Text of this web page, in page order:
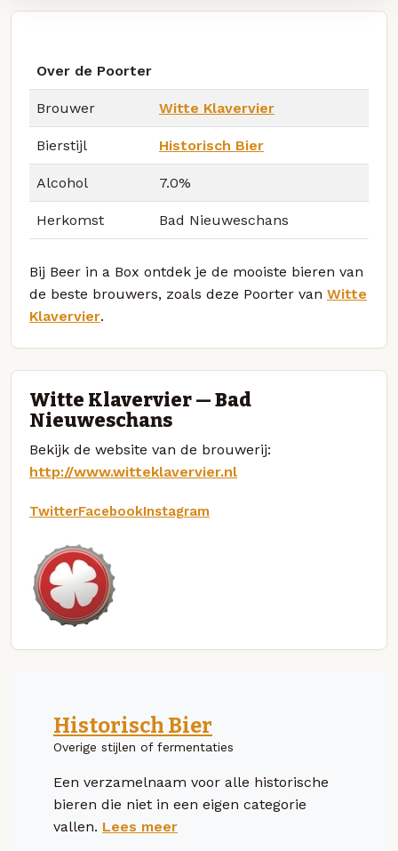
Over de Poorter
Brouwer Witte Klavervier
Bierstijl Historisch Bier
Alcohol 7.0%
Herkomst Bad Nieuweschans
Bij Beer in a Box ontdek je de mooiste bieren van
de beste brouwers, zoals deze Poorter van Witte
Klavervier.
Witte Klavervier — Bad
Nieuweschans
Bekijk de website van de brouwerij:
http://www.witteklavervier.nl
TwitterFacebookInstagram
Historisch Bier
Overige stijlen of fermentaties
Een verzamelnaam voor alle historische
bieren die niet in een eigen categorie
vallen. Lees meer